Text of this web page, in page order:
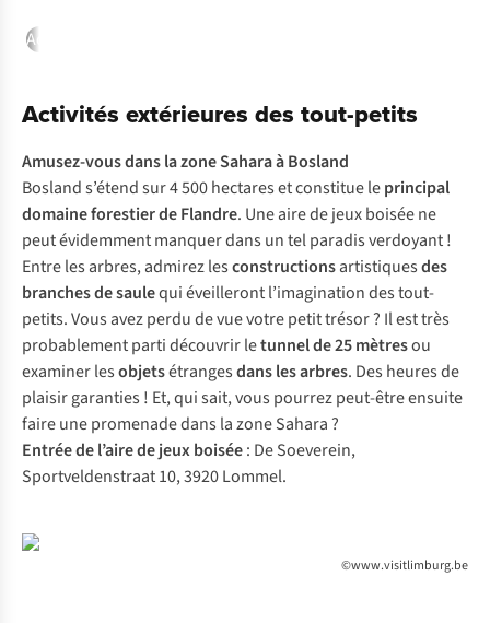
Activités extérieures des tout-petits
Activités extérieures des tout-petits
Amusez-vous dans lazone Saharaà Bosland
Bosland s’étend sur 4 500 hectares et constitue leprincipal
domaine forestier de Flandre. Une aire de jeux boisée ne
peut évidemment manquer dans un tel paradis verdoyant !
Entre les arbres, admirez lesconstructionsartistiquesdes
branches de saulequi éveilleront l’imagination des tout-
petits. Vous avez perdu de vue votre petit trésor ? Il est très
probablement parti découvrir letunnel de 25 mètresou
examiner lesobjetsétrangesdans les arbres. Des heures de
plaisir garanties ! Et, qui sait, vous pourrez peut-être ensuite
faire une promenade dans la zone Sahara ?
Entrée de l’aire de jeux boisée: De Soeverein,
Sportveldenstraat 10, 3920 Lommel.
©www.visitlimburg.be